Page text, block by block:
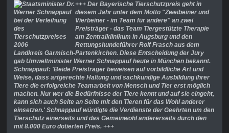
+++ Der Bayerische Tierschutzpreis geht in
diesem Jahr unter dem Motto ''Zweibeiner und
Vierbeiner - im Team für andere'' an zwei
Preisträger - das Team Tiergestützte Therapie
am Zentralklinikum in Augsburg und den
Rettungshundeführer Rolf Frasch aus dem
Landkreis Garmisch-Partenkirchen. Diese Entscheidung der Jury
gab Umweltminister Werner Schnappauf heute in München bekannt.
Schnappauf: 'Beide Preisträger beweisen auf vorbildliche Art und
Weise, dass artgerechte Haltung und sachkundige Ausbildung ihrer
Tiere die erfolgreiche Teamarbeit von Mensch und Tier erst möglich
machen. Nur wer die Bedürfnisse der Tiere kennt und auf sie eingeht,
kann sich auch Seite an Seite mit den Tieren für das Wohl anderer
einsetzen.' Schnappauf würdigte die Verdienste der Geehrten um den
Tierschutz einerseits und das Gemeinwohl andererseits durch den
mit 8.000 Euro dotierten Preis. +++